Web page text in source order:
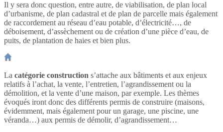
Il y sera donc question, entre autre, de viabilisation, de plan local
d’urbanisme, de plan cadastral et de plan de parcelle mais également
de raccordement au réseau d’eau potable, d’électricité…, de
déboisement, d’assèchement ou de création d’une pièce d’eau, de
puits, de plantation de haies et bien plus.
La catégorie construction s’attache aux bâtiments et aux enjeux
relatifs à l’achat, la vente, l’entretien, l’agrandissement ou la
démolition, et la vente d’une maison, par exemple. Les thèmes
évoqués iront donc des différents permis de construire (maisons,
évidemment, mais également pour un garage, une piscine, une
véranda…) aux permis de démolir, d’agrandissement…